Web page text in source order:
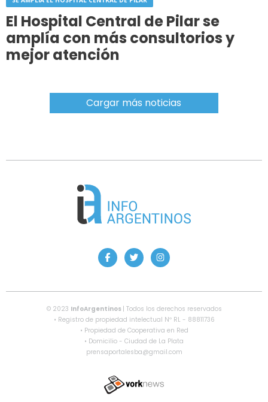
El Hospital Central de Pilar se
amplía con más consultorios y
mejor atención
Cargar más noticias
© 2023 InfoArgentinos | Todos los derechos reservados
• Registro de propiedad intelectual Nº RL - 88811736
• Propiedad de Cooperativa en Red
• Domicilio - Ciudad de La Plata
prensaportalesba@gmail.com